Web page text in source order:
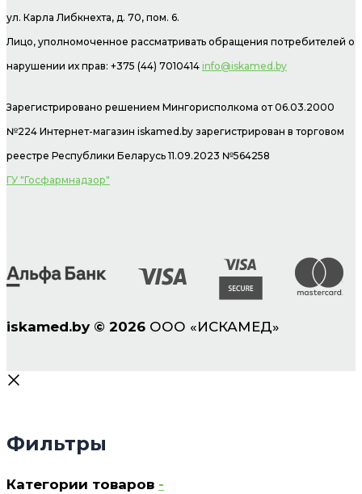
ул. Карла Либкнехта, д. 70, пом. 6.
Лицо, уполномоченное рассматривать обращения потребителей о
нарушении их прав: +375 (44) 7010414 info@iskamed.by
Зарегистрировано решением Мингорисполкома от 06.03.2000
№224 Интернет-магазин iskamed.by зарегистрирован в торговом
реестре Республики Беларусь 11.09.2023 №564258
ГУ "Госфармнадзор"
iskamed.by © 2026 ООО «ИСКАМЕД»
Фильтры
Категории товаров -